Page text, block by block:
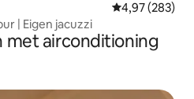
Gemiddelde
4,97 (283)
| Eigen jacuzzi
airconditioning